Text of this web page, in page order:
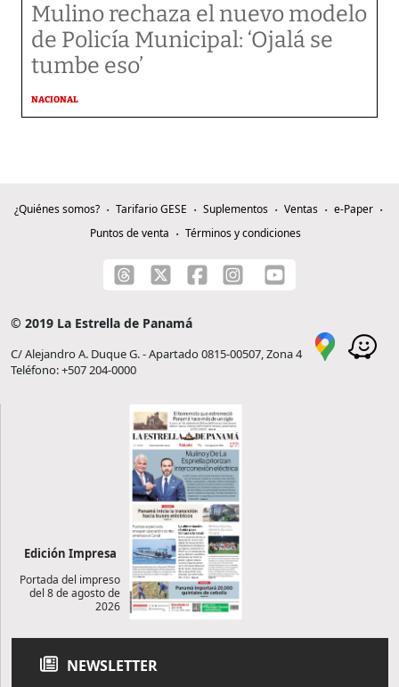
Mulino rechaza el nuevo modelo
de Policía Municipal: ‘Ojalá se
tumbe eso’
NACIONAL
¿Quiénes somos? Tarifario GESE Suplementos Ventas
e-Paper
Puntos de venta
Términos y condiciones
© 2019 La Estrella de Panamá
C/ Alejandro A. Duque G. - Apartado 0815-00507, Zona 4
Teléfono: +507 204-0000
Edición Impresa
Portada del impreso
del 8 de agosto de
2026
NEWSLETTER